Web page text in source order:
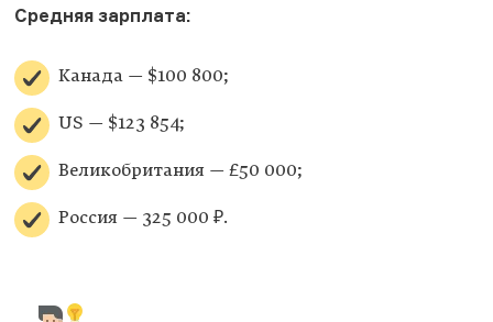
Средняя зарплата:
Канада — $100 800;
US — $123 854;
Великобритания — £50 000;
Россия — 325 000 ₽.